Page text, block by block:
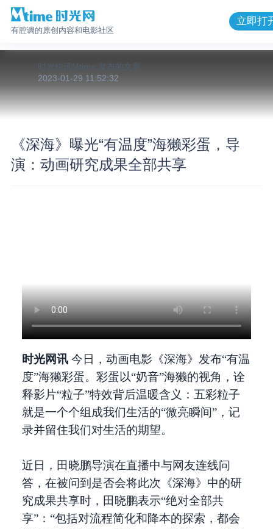
有腔调的原创内容和电影社区
立即打
时光快讯Mtime 发布的 文章
2023-01-29 11:52:32
《深海》曝光“有温度”海獭彩蛋，导
演：动画研究成果全部共享
时光网讯 今日，动画电影《深海》发布“有温
度”海獭彩蛋。彩蛋以“奶音”海獭的视角，诠
释影片“粒子”特效背后温暖含义：五彩粒子
就是一个个组成我们生活的“微亮瞬间”，记
录并留住我们对生活的期望。
近日，田晓鹏导演在直播中与网友连线问
答，在被问到是否会将此次《深海》中的研
究成果共享时，田晓鹏表示“绝对全部共
享”：“包括对流程简化和降本的探索，都会